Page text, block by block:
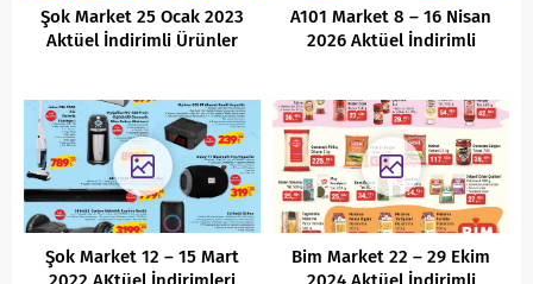
Şok Market 25 Ocak 2023
Aktüel İndirimli Ürünler
A101 Market 8 – 16 Nisan
2026 Aktüel İndirimli
Şok Market 12 – 15 Mart
Bim Market 22 – 29 Ekim